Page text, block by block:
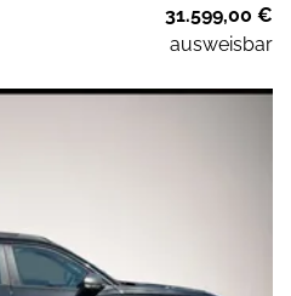
31.599,00 €
ausweisbar